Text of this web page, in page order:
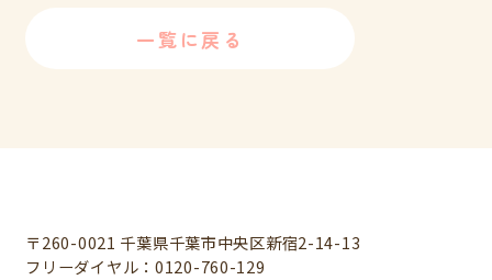
一覧に戻る
〒260-0021 千葉県千葉市中央区新宿2-14-13
フリーダイヤル：0120-760-129